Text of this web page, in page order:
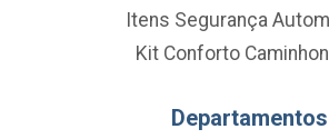
Itens Segurança
Kit Conforto
Departamentos